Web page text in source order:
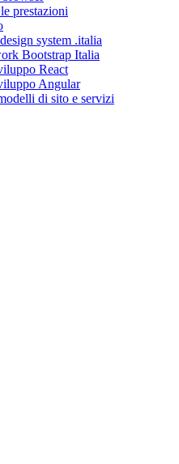
prestazioni
system .italia
Bootstrap Italia
React
Angular
di sito e servizi